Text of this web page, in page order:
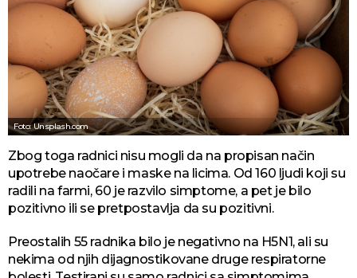
Foto: Unsplash.com
Zbog toga radnici nisu mogli da na propisan način
upotrebe naočare i maske na licima. Od 160 ljudi koji su
radili na farmi, 60 je razvilo simptome, a pet je bilo
pozitivno ili se pretpostavlja da su pozitivni.
Preostalih 55 radnika bilo je negativno na H5N1, ali su
nekima od njih dijagnostikovane druge respiratorne